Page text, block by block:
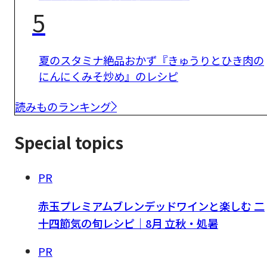
5
夏のスタミナ絶品おかず『きゅうりとひき肉の
にんにくみそ炒め』のレシピ
読みものランキング
Special topics
PR
赤玉プレミアムブレンデッドワインと楽しむ 二
十四節気の旬レシピ｜8月 立秋・処暑
PR